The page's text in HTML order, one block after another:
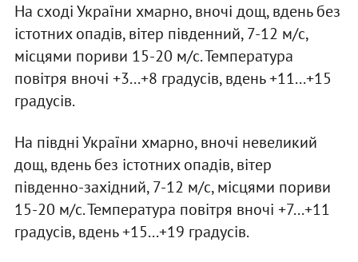
На сході України хмарно, вночі дощ, вдень без
істотних опадів, вітер південний, 7-12 м/с,
місцями пориви 15-20 м/с. Температура
повітря вночі +3...+8 градусів, вдень +11...+15
градусів.
На півдні України хмарно, вночі невеликий
дощ, вдень без істотних опадів, вітер
південно-західний, 7-12 м/с, місцями пориви
15-20 м/с. Температура повітря вночі +7...+11
градусів, вдень +15...+19 градусів.